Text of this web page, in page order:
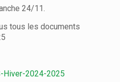
24/11.
tous les documents
Hiver-2024-2025